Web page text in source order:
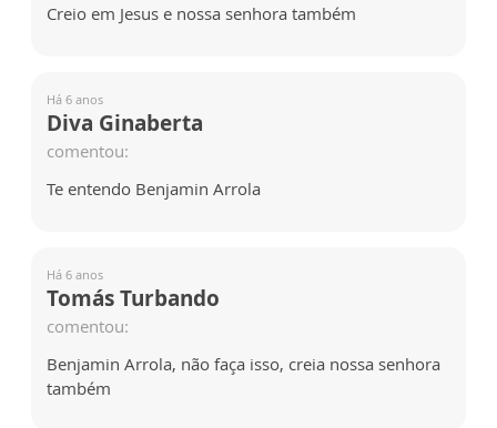
Creio em Jesus e nossa senhora também
Há 6 anos
Diva Ginaberta
comentou:
Te entendo Benjamin Arrola
Há 6 anos
Tomás Turbando
comentou:
Benjamin Arrola, não faça isso, creia nossa senhora
também